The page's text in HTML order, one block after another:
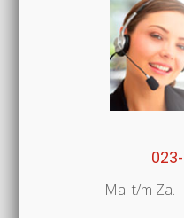
Ma. t/m Za.